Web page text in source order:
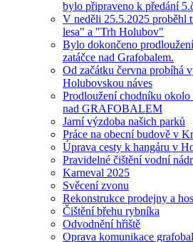
bylo připraveno k předání
V neděli 25.5.2025 proběhl
lesa" a "Trh Holubov"
Bylo dokončeno
zatáčce nad Grafobalem.
Od začátku června probíhá
Holubovskou náves
Prodloužení chodníku okolo
nad GRAFOBALEM
Jarní výzdoba našich parků
Práce na obecní budově v
Úprava cesty k hangáru v
Pravidelné čištění vodní
Karneval 2025
Svěcení zvonu
Rekonstrukce prodejny a
Čištění břehu rybníka
Odvodnění hřiště
Oprava komunikace grafobal